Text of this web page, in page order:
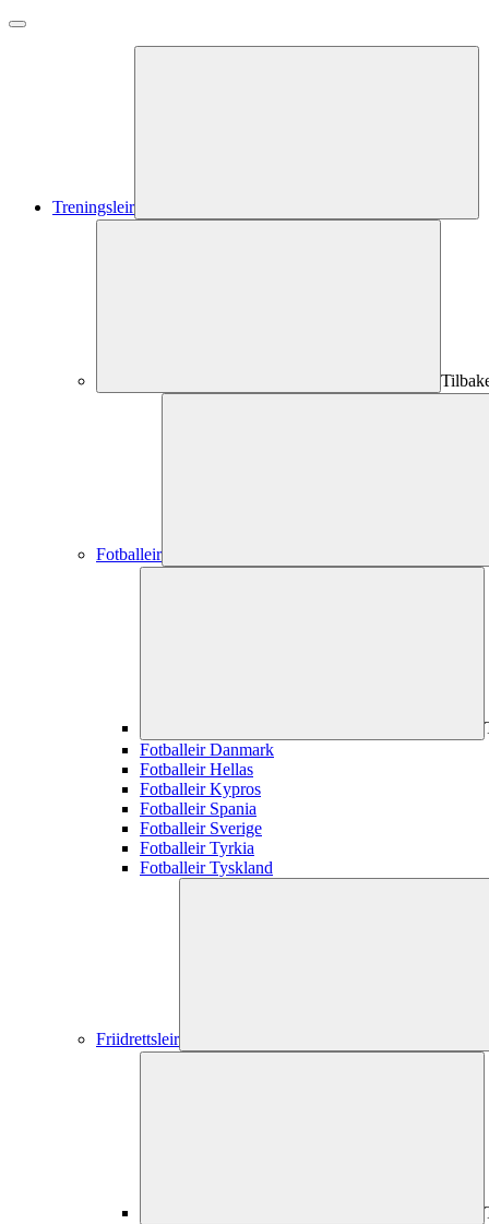
Treningsleir
Fotballeir
Fotballeir Danmark
Fotballeir Hellas
Fotballeir Kypros
Fotballeir Spania
Fotballeir Sverige
Fotballeir Tyrkia
Fotballeir Tyskland
Friidrettsleir